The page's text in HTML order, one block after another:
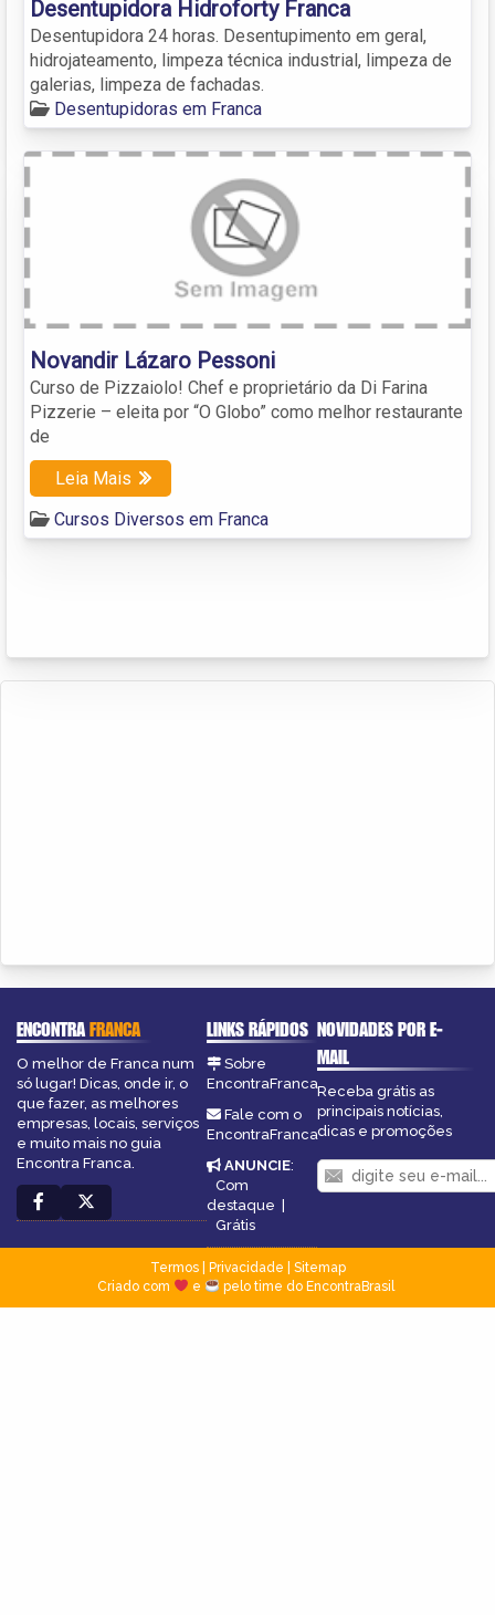
Desentupidora Hidroforty Franca
Desentupidora 24 horas. Desentupimento em geral,
hidrojateamento, limpeza técnica industrial, limpeza de
galerias, limpeza de fachadas.
Desentupidoras em Franca
Novandir Lázaro Pessoni
Curso de Pizzaiolo! Chef e proprietário da Di Farina
Pizzerie – eleita por “O Globo” como melhor restaurante
de
Leia Mais
Cursos Diversos em Franca
ENCONTRAFRANCA
O melhor de Franca num
só lugar! Dicas, onde ir, o
que fazer, as melhores
empresas, locais, serviços
e muito mais no guia
Encontra Franca.
LINKS RÁPIDOS
Sobre
EncontraFranca
Fale com o
EncontraFranca
ANUNCIE:
Com
destaque |
Grátis
NOVIDADES POR E-
MAIL
Receba grátis as
principais notícias,
dicas e promoções
Termos| Privacidade
Sitemap
Criado com
e pelo time do EncontraBrasil